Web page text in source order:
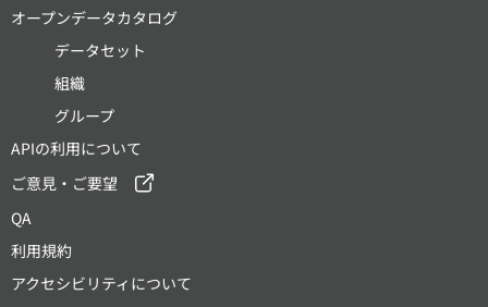
オープンデータカタログ
データセット
組織
グループ
APIの利用について
ご意見・ご要望
QA
利用規約
アクセシビリティについて